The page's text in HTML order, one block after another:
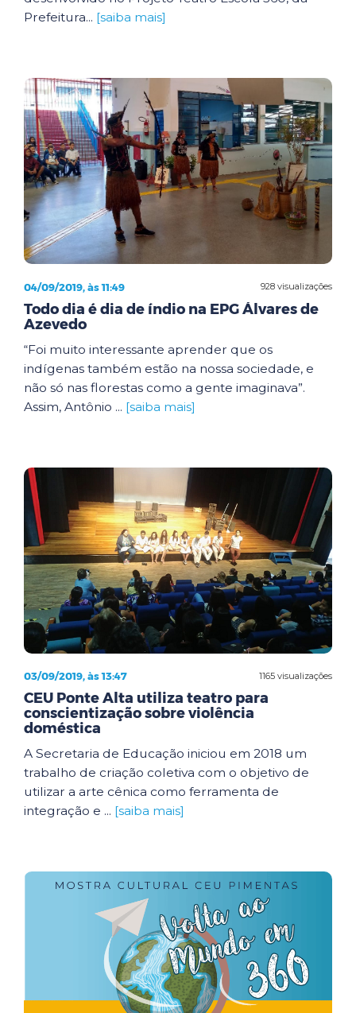
Prefeitura... [saiba mais]
928 visualizações
04/09/2019, às 11:49
Todo dia é dia de índio na EPG Álvares de
Azevedo
“Foi muito interessante aprender que os
indígenas também estão na nossa sociedade, e
não só nas florestas como a gente imaginava”.
Assim, Antônio ... [saiba mais]
1165 visualizações
03/09/2019, às 13:47
CEU Ponte Alta utiliza teatro para
conscientização sobre violência
doméstica
A Secretaria de Educação iniciou em 2018 um
trabalho de criação coletiva com o objetivo de
utilizar a arte cênica como ferramenta de
integração e ... [saiba mais]